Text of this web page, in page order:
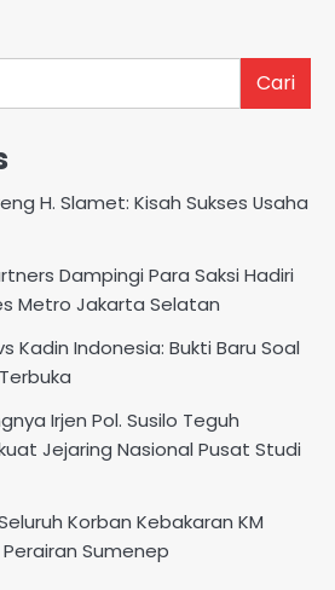
Cari
H. Slamet: Kisah Sukses Usaha
Dampingi Para Saksi Hadiri
Metro Jakarta Selatan
Kadin Indonesia: Bukti Baru Soal
Irjen Pol. Susilo Teguh
Jejaring Nasional Pusat Studi
Korban Kebakaran KM
Sumenep